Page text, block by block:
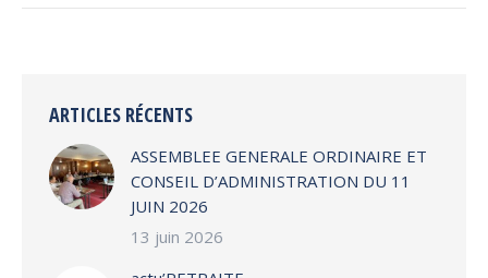
ARTICLES RÉCENTS
ASSEMBLEE GENERALE ORDINAIRE ET
CONSEIL D’ADMINISTRATION DU 11
JUIN 2026
13 juin 2026